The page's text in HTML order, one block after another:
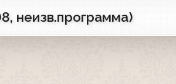
неизв.программа)